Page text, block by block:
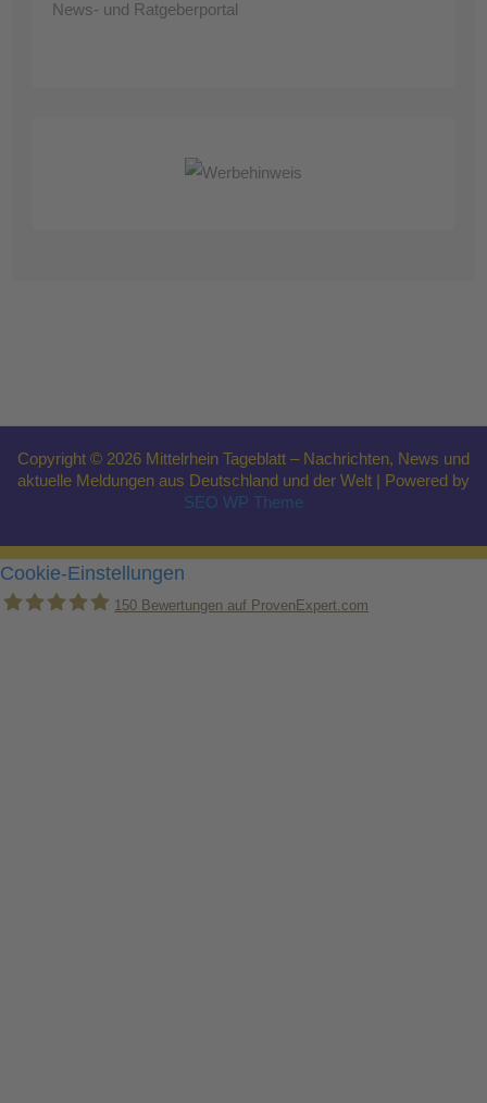
News- und Ratgeberportal
Copyright © 2026 Mittelrhein Tageblatt – Nachrichten, News und
aktuelle Meldungen aus Deutschland und der Welt | Powered by
SEO WP Theme
Cookie-Einstellungen
150 Bewertungen auf ProvenExpert.com